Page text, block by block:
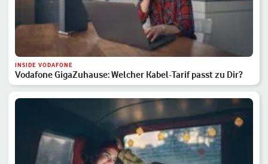
INSIDE VODAFONE
Vodafone GigaZuhause: Welcher Kabel-Tarif passt zu Dir?